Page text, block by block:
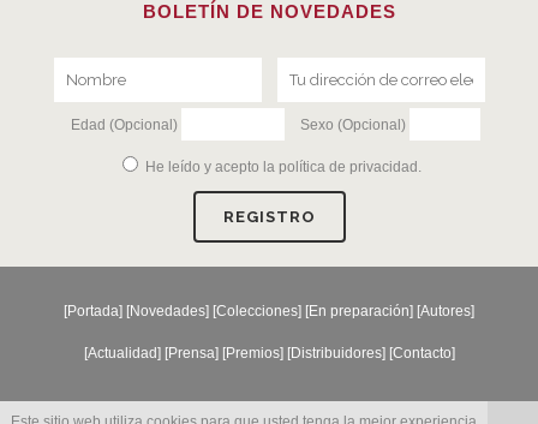
BOLETÍN DE NOVEDADES
Edad (Opcional) Sexo (Opcional)
He leído y acepto la política de privacidad .
[Portada] [Novedades] [Colecciones] [En preparación] [Autores]
[Actualidad] [Prensa] [Premios] [Distribuidores] [Contacto]